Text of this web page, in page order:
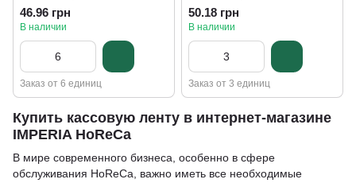
46.96 грн
В наличии
Заказ от 6 единиц
50.18 грн
В наличии
Заказ от 3 единиц
Купить кассовую ленту в интернет-магазине
IMPERIA HoReCa
В мире современного бизнеса, особенно в сфере
обслуживания HoReCa, важно иметь все необходимые